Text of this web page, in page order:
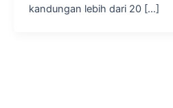
kandungan lebih dari 20 […]